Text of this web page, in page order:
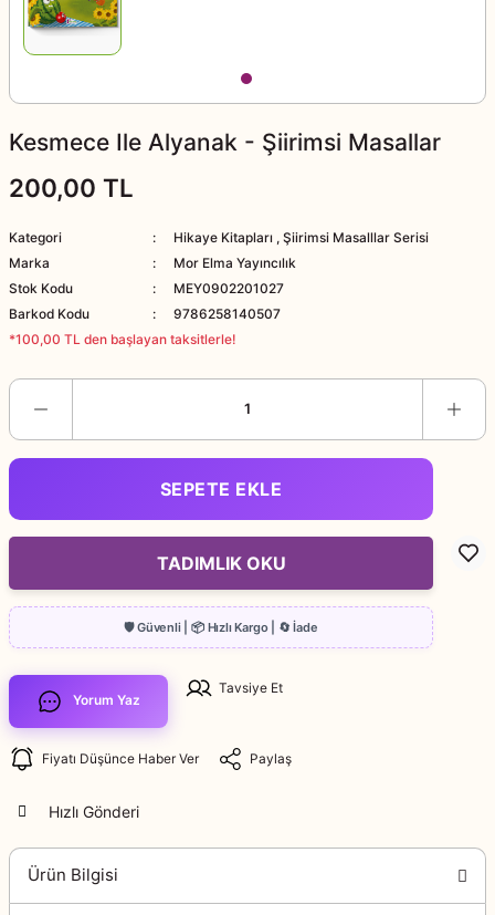
Kesmece Ile Alyanak - Şiirimsi Masallar
200,00 TL
Kategori Hikaye Kitapları , Şiirimsi Masalllar Serisi
Marka
Mor Elma Yayıncılık
Stok Kodu
MEY0902201027
Barkod Kodu
9786258140507
*100,00 TL den başlayan taksitlerle!
SEPETE EKLE
TADIMLIK OKU
Yorum Yaz
Tavsiye Et
Fiyatı Düşünce Haber Ver Paylaş
Hızlı Gönderi
Ürün Bilgisi